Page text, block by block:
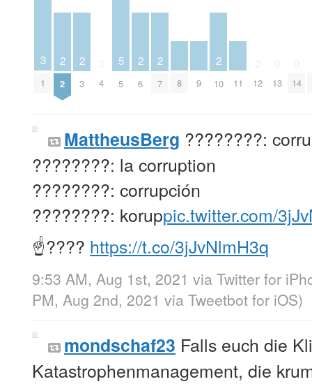
3
1
2
2
2
3 4
5
5
2
6
2
7 8 9
2
10 11 12 13 14
MattheusBerg ????????:
????????: la corruption
????????: corrupción
????????: koruppic.twitter.com/
☝???? https://t.co/3jJvNlmH3q
9:53 AM, Aug 1st, 2021 via Twitter for
PM, Aug 2nd, 2021 via Tweetbot for iΟS)
mondschaf23 Falls euch die
Katastrophenmanagement, die